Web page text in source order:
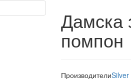
Дамска
помпон
ПроизводителиSilver